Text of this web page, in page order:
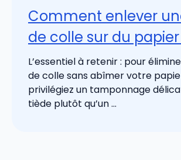
Comment enlever
de colle sur du
L’essentiel à retenir : pour
de colle sans abîmer votre
privilégiez un tamponnage
tiède plutôt qu’un ...